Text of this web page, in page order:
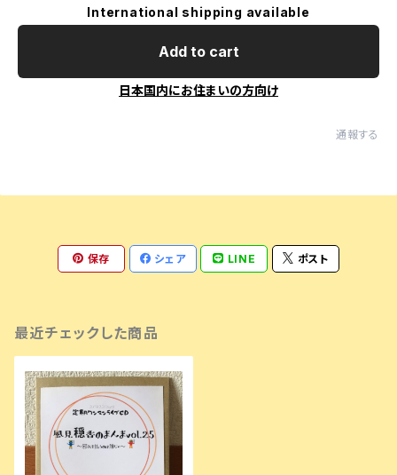
International shipping available
Add to cart
日本国内にお住まいの方向け
通報する
保存 シェア LINE ポスト
最近チェックした商品